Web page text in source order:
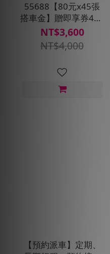
55688【80元x45張
搭車金】贈即享券400
元
NT$3,600
NT$4,000
【預約派車】定期、